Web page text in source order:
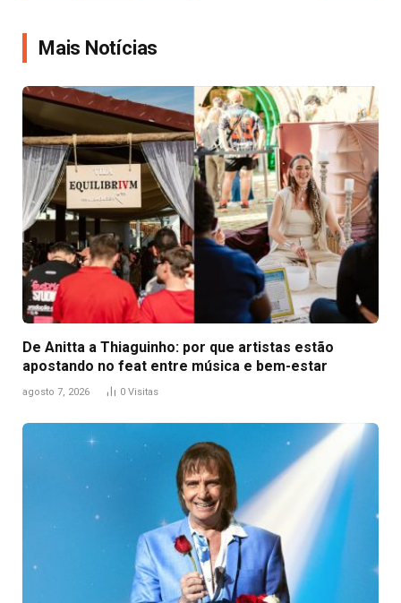
Mais Notícias
De Anitta a Thiaguinho: por que artistas estão
apostando no feat entre música e bem-estar
agosto 7, 2026 0 Visitas